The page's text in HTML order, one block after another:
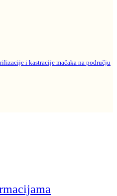
i kastracije mačaka na području